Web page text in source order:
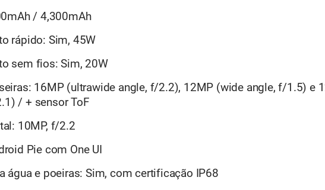
/ 4,300mAh
rápido: Sim, 45W
sem fios: Sim, 20W
16MP (ultrawide angle, f/2.2), 12MP (wide angle, f/1.5) e
/ + sensor ToF
10MP, f/2.2
Pie com One UI
água e poeiras: Sim, com certificação IP68